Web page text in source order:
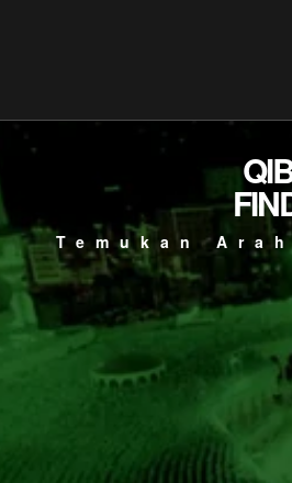
Temukan